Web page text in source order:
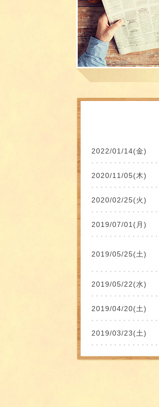
2022/01/14(金)
2020/11/05(木)
2020/02/25(火)
2019/07/01(月)
2019/05/25(土)
2019/05/22(水)
2019/04/20(土)
2019/03/23(土)